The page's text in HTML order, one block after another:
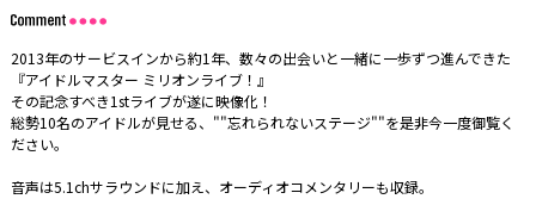
2013年のサービスインから約1年、数々の出会いと一緒に一歩ずつ進んできた
『アイドルマスター ミリオンライブ！』
その記念すべき1stライブが遂に映像化！
総勢10名のアイドルが見せる、""忘れられないステージ""を是非今一度御覧く
ださい。
音声は5.1chサラウンドに加え、オーディオコメンタリーも収録。